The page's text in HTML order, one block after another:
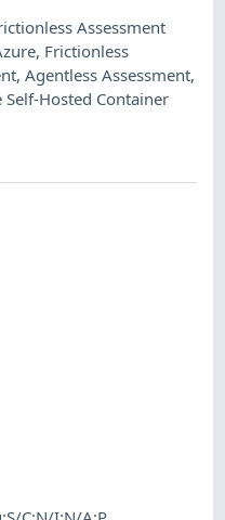
Assessment
, Frictionless
,Agentless Assessment,
Self-Hosted Container